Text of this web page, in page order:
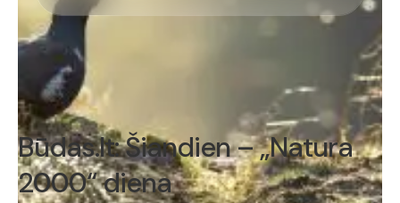
Būdas.lt: Šiandien – „Natura
2000“ diena